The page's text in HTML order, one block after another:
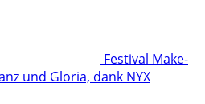
Festival Make-
und Gloria, dank NYX